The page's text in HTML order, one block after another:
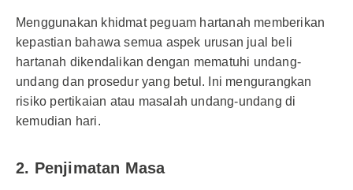
Menggunakan khidmat peguam hartanah memberikan
kepastian bahawa semua aspek urusan jual beli
hartanah dikendalikan dengan mematuhi undang-
undang dan prosedur yang betul. Ini mengurangkan
risiko pertikaian atau masalah undang-undang di
kemudian hari.
2. Penjimatan Masa